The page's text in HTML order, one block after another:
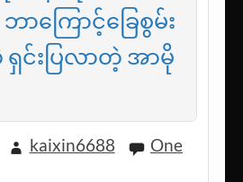
ကြောင့်ခြေစွမ်း
ရှင်းပြလာတဲ့ အာမို
kaixin6688
One